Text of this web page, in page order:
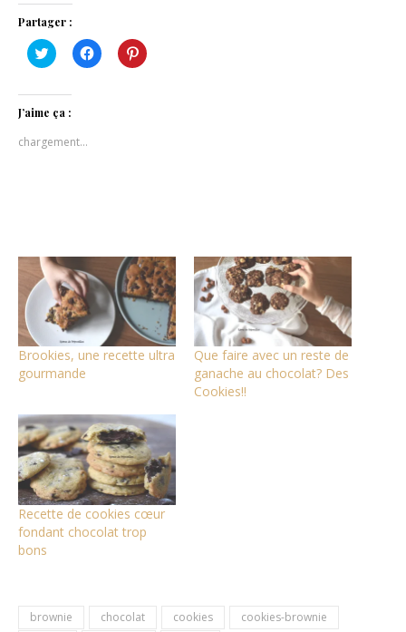
Partager :
Cliquez
pour
Twitter(ouvre
dans
une
fenêtre)
Cliquez
pour
Cliquez
pour
J’aime ça :
chargement…
Brookies, une recette ultra
gourmande
Que faire avec un reste de
ganache au chocolat? Des
Cookies!!
Recette de cookies cœur
fondant chocolat trop
bons
brownie chocolat cookies
cookies-brownie